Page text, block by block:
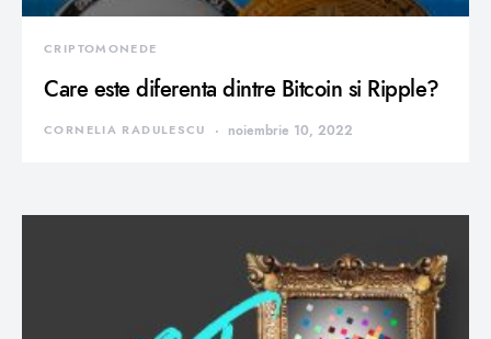
CRIPTOMONEDE
Care este diferenta dintre Bitcoin si Ripple?
CORNELIA RADULESCU noiembrie 10, 2022